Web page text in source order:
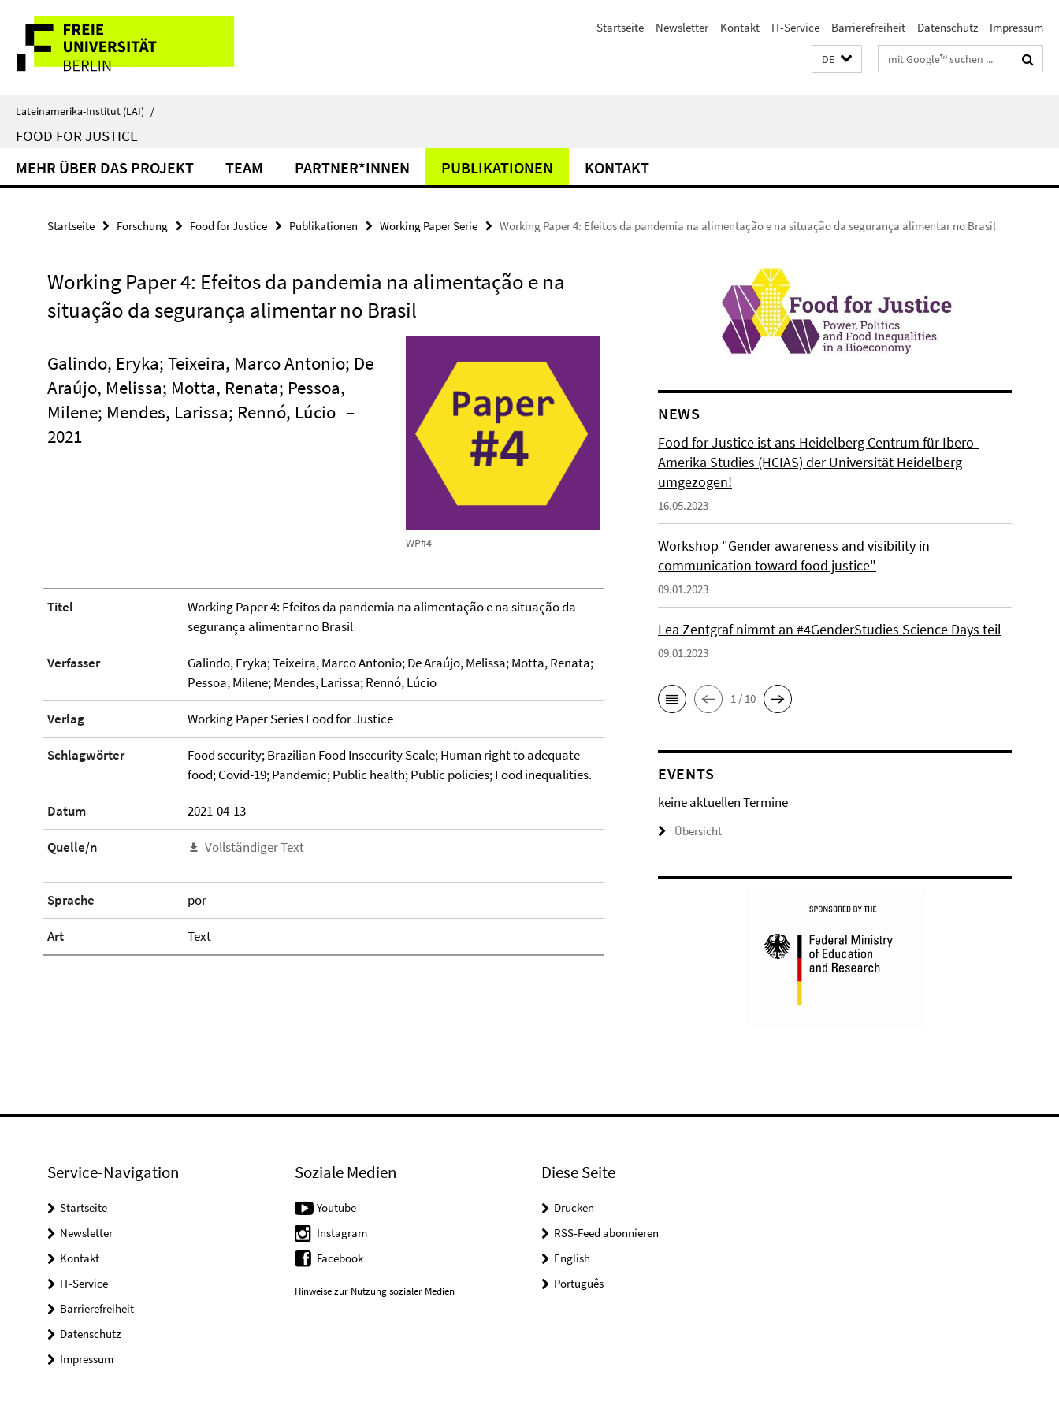
direkt
Inhalt
Service-
Navigation
Startseite Newsletter Kontakt IT-Service Barrierefreiheit Datenschutz Impressum
DE Suchbegriffe
Lateinamerika-Institut (LAI) /
FOOD FOR JUSTICE
MEHR ÜBER DAS PROJEKT TEAM PARTNER*INNEN PUBLIKATIONEN KONTAKT
Startseite Forschung Food for Justice Publikationen Working Paper Serie Working Paper 4: Efeitos da pandemia na alimentação e na situação da segurança alimentar no Brasil
Working Paper 4: Efeitos da pandemia na alimentação e na
situação da segurança alimentar no Brasil
WP#4
Galindo, Eryka; Teixeira, Marco Antonio; De
Araújo, Melissa; Motta, Renata; Pessoa,
Milene; Mendes, Larissa; Rennó, Lúcio –
2021
Titel
Working Paper 4: Efeitos da pandemia na alimentação e na situação da
segurança alimentar no Brasil
Verfasser
Galindo, Eryka; Teixeira, Marco Antonio; De Araújo, Melissa; Motta, Renata;
Pessoa, Milene; Mendes, Larissa; Rennó, Lúcio
Verlag Working Paper Series Food for Justice
Schlagwörter
Food security; Brazilian Food Insecurity Scale; Human right to adequate
food; Covid-19; Pandemic; Public health; Public policies; Food inequalities.
Datum 2021-04-13
Quelle/n Vollständiger Text
Sprache por
Art Text
NEWS
Food for Justice ist ans Heidelberg Centrum für Ibero-
Amerika Studies (HCIAS) der Universität Heidelberg
umgezogen!
16.05.2023
Workshop "Gender awareness and visibility in
communication toward food justice"
09.01.2023
Lea Zentgraf nimmt an #4GenderStudies Science Days teil
09.01.2023
1 / 10
EVENTS
keine aktuellen Termine
Übersicht
Service-Navigation
Startseite
Newsletter
Kontakt
IT-Service
Barrierefreiheit
Datenschutz
Impressum
Soziale Medien
Youtube
Instagram
Facebook
Hinweise zur Nutzung sozialer Medien
Diese Seite
Drucken
RSS-Feed abonnieren
English
Português